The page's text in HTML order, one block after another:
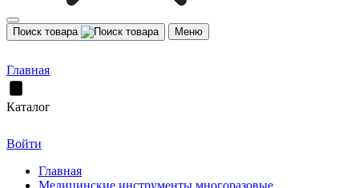
Поиск товара Меню
Главная
Каталог
Войти
Главная
Медицинские инструменты многоразовые